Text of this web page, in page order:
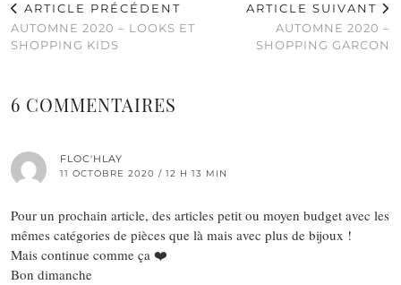
ARTICLE PRÉCÉDENT
AUTOMNE 2020 – LOOKS ET
SHOPPING KIDS
ARTICLE SUIVANT
AUTOMNE 2020 –
SHOPPING GARCON
6 COMMENTAIRES
FLOC'HLAY
11 OCTOBRE 2020 / 12 H 13 MIN
Pour un prochain article, des articles petit ou moyen budget avec les
mêmes catégories de pièces que là mais avec plus de bijoux !
Mais continue comme ça ❤️
Bon dimanche